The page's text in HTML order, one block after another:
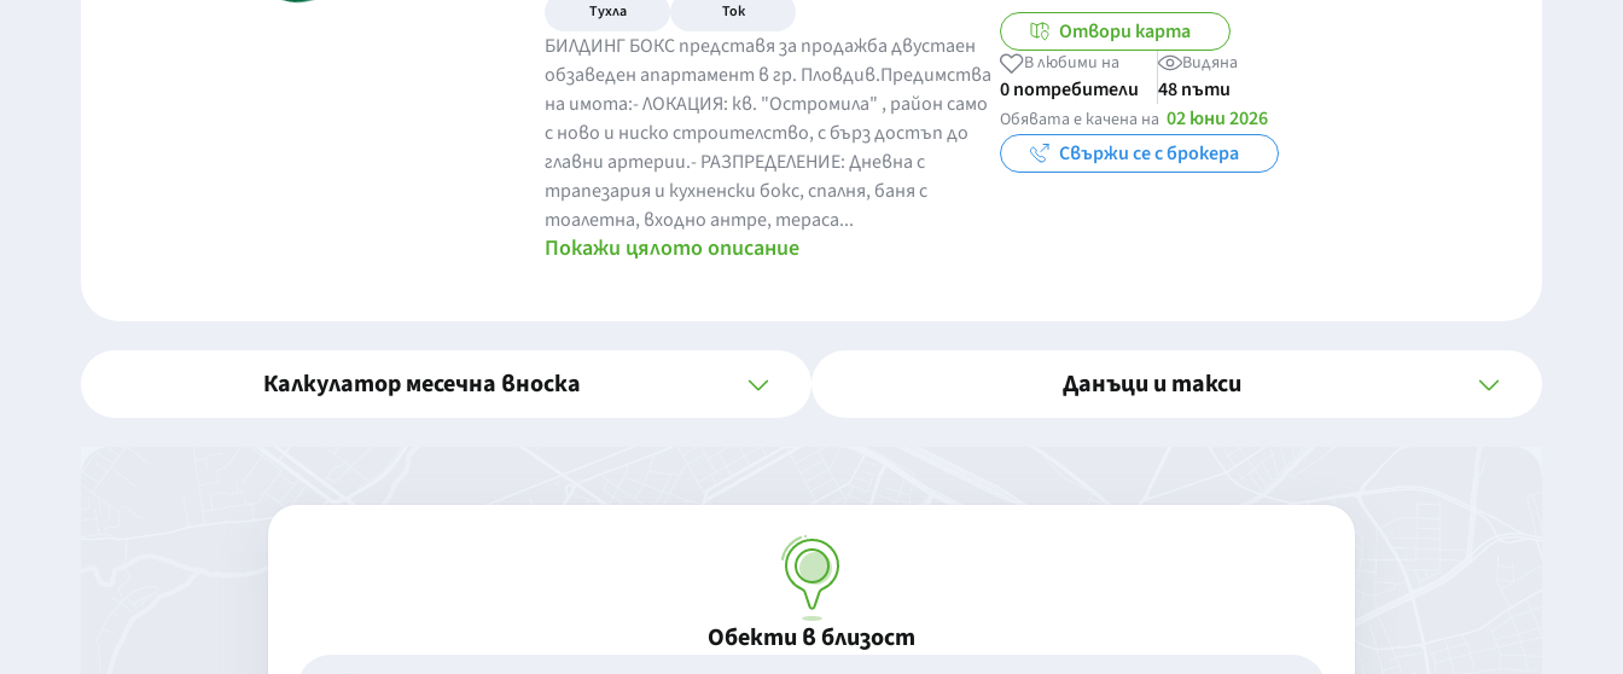
Тухла Ток
БИЛДИНГ БОКС представя за продажба двустаен
обзаведен апартамент в гр. Пловдив.Предимства
на имота:- ЛОКАЦИЯ: кв. "Остромила" , район само
с ново и ниско строителство, с бърз достъп до
главни артерии.- РАЗПРЕДЕЛЕНИЕ: Дневна с
трапезария и кухненски бокс, спалня, баня с
тоалетна, входно антре, тераса...
Покажи цялото описание
Отвори карта
В любими на
0 потребители
Видяна
48 пъти
Обявата е качена на 02 юни 2026
Свържи се с брокера
Калкулатор месечна вноска Данъци и такси
Обекти в близост